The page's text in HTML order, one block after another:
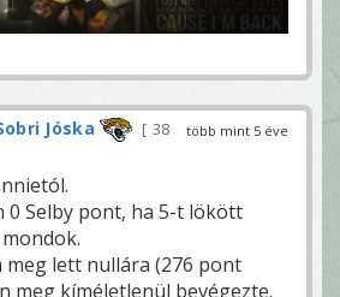
több mint 5 éve
Jóska
38
0 Selby pont, ha 5-t lökött
meg lett nullára (276 pont
meg kíméletlenül bevégezte.